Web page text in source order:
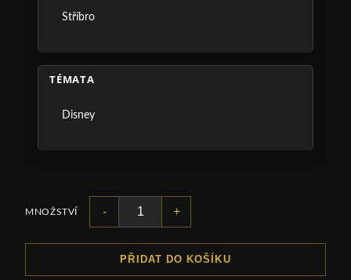
Stříbro
TÉMATA
Disney
MNOŽSTVÍ - +
PŘIDAT DO KOŠÍKU